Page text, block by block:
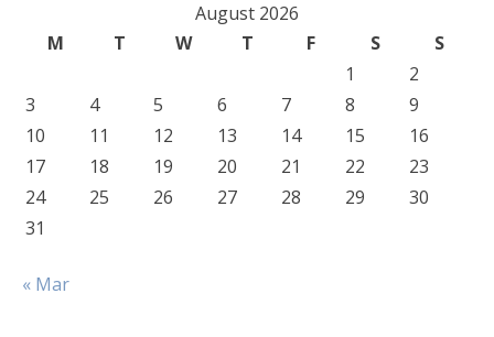
August 2026
M
T W T F S
S
1
2
3
4 5 6 7 8
9
10
11 12 13 14 15
16
17
18 19 20 21 22
23
24
25 26 27 28 29
30
31
« Mar